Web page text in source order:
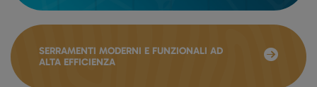
SERRAMENTI MODERNI E FUNZIONALI AD
ALTA EFFICIENZA